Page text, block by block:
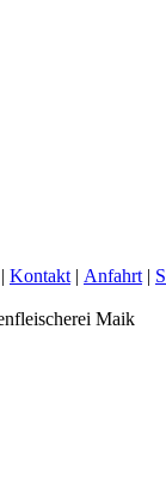
| Kontakt | Anfahrt |
Maik